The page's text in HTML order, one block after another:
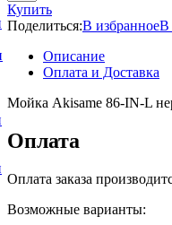
Купить
Поделиться:В избранноеВ
Описание
Оплата и Доставка
Мойка Akisame 86-IN-L
Оплата
Оплата заказа
Возможные варианты: